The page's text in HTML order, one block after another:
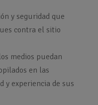
y seguridad que
contra el sitio
medios puedan
en las
y experiencia de sus